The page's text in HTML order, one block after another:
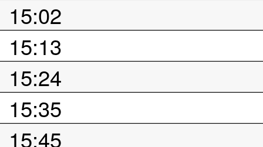
15:02
15:13
15:24
15:35
15:45